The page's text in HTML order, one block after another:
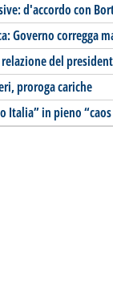
d'accordo con
Governo corregga
del
proroga cariche
Italia” in pieno